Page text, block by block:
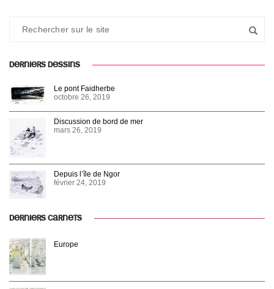
DERNIERS DESSINS
Le pont Faidherbe
octobre 26, 2019
Discussion de bord de mer
mars 26, 2019
Depuis l’île de Ngor
février 24, 2019
DERNIERS CARNETS
Europe